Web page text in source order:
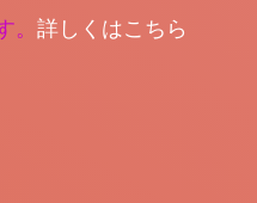
。 詳しくはこちら